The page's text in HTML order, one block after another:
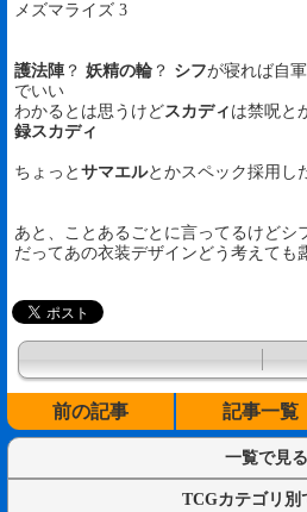
メズマライズ 3
護法陣 ？ 妖精の輪 ？ シフが寝れば自
でいい
わかるとは思うけどスカディ は禁呪と
録スカディ
ちょっと サマエルとかスペック採用し
あと、ことあるごとに言ってるけどシ
だってあの衣装デザインどう考えても
前の記事 記事一覧
一覧で見る
TCGカテゴリ別